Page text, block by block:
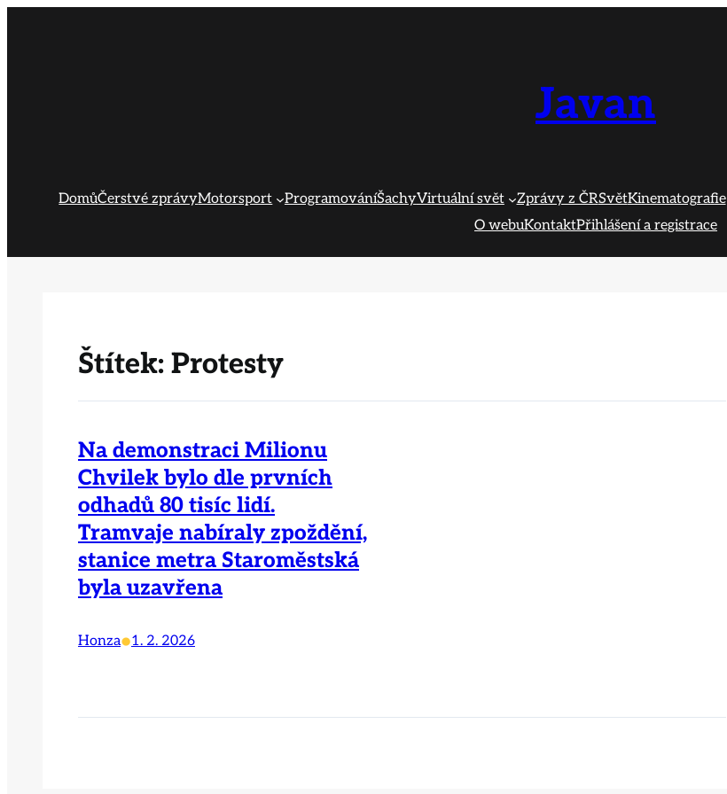
Javan
DomůČerstvé zprávyMotorsport ProgramováníŠachyVirtuální svět Zprávy z ČRSvětKinematografie
O webuKontaktPřihlášení a registrace
Štítek: Protesty
Na demonstraci Milionu
Chvilek bylo dle prvních
odhadů 80 tisíc lidí.
Tramvaje nabíraly zpoždění,
stanice metra Staroměstská
byla uzavřena
Honza•1. 2. 2026